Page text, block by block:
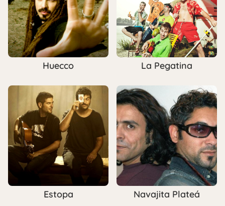
Huecco La Pegatina
Estopa Navajita Plateá